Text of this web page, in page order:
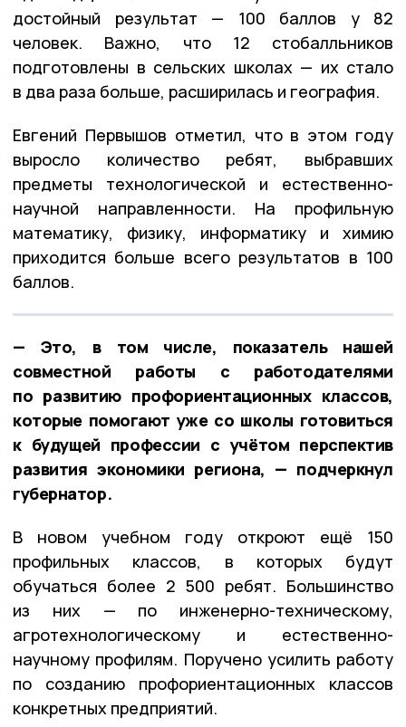
достойный результат — 100 баллов у 82
человек. Важно, что 12 стобалльников
подготовлены в сельских школах — их стало
в два раза больше, расширилась и география.
Евгений Первышов отметил, что в этом году
выросло количество ребят, выбравших
предметы технологической и естественно-
научной направленности. На профильную
математику, физику, информатику и химию
приходится больше всего результатов в 100
баллов.
— Это, в том числе, показатель нашей
совместной работы с работодателями
по развитию профориентационных классов,
которые помогают уже со школы готовиться
к будущей профессии с учётом перспектив
развития экономики региона, — подчеркнул
губернатор.
В новом учебном году откроют ещё 150
профильных классов, в которых будут
обучаться более 2 500 ребят. Большинство
из них — по инженерно-техническому,
агротехнологическому и естественно-
научному профилям. Поручено усилить работу
по созданию профориентационных классов
конкретных предприятий.